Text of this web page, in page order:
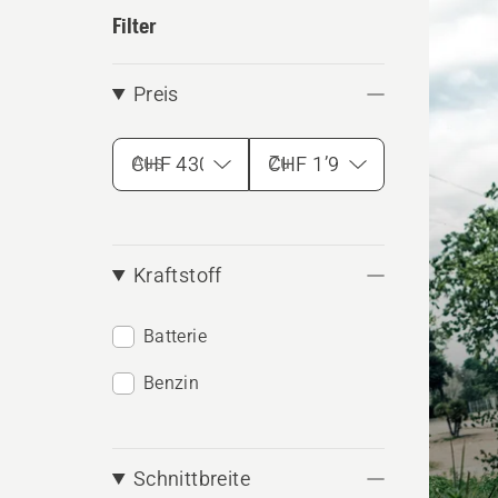
Filter
Preis
Aus Zu
Kraftstoff
Batterie
Benzin
Schnittbreite